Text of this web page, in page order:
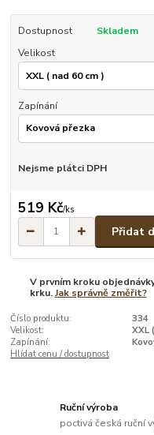
Dostupnost
Skladem
Velikost
Zapínání
Nejsme plátci DPH
519 Kč/ks
Přidat
V prvním kroku
krku.Jak správně změřit?
Číslo produktu:
334
Velikost:
XXL
Zapínání:
Hlídat cenu / dostupnost
Ruční výroba
poctivá česká ruční